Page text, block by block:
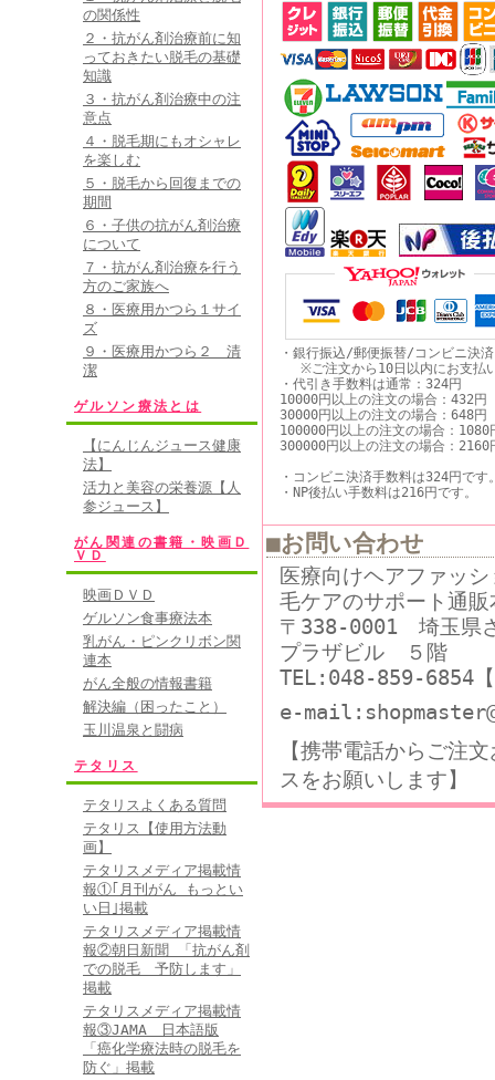
の関係性
２・抗がん剤治療前に知
っておきたい脱毛の基礎
知識
３・抗がん剤治療中の注
意点
４・脱毛期にもオシャレ
を楽しむ
５・脱毛から回復までの
期間
６・子供の抗がん剤治療
について
７・抗がん剤治療を行う
方のご家族へ
８・医療用かつら１サイ
ズ
９・医療用かつら２ 清
潔
ゲルソン療法とは
【にんじんジュース健康
法】
活力と美容の栄養源【人
参ジュース】
がん関連の書籍・映画Ｄ
ＶＤ
映画ＤＶＤ
ゲルソン食事療法本
乳がん・ピンクリボン関
連本
がん全般の情報書籍
解決編（困ったこと）
玉川温泉と闘病
テタリス
テタリスよくある質問
テタリス【使用方法動
画】
テタリスメディア掲載情
報①｢月刊がん もっとい
い日｣掲載
テタリスメディア掲載情
報②朝日新聞 「抗がん剤
での脱毛 予防します」
掲載
テタリスメディア掲載情
報③JAMA 日本語版
「癌化学療法時の脱毛を
防ぐ」掲載
・銀行振込/郵便振替/コンビニ決
※ご注文から10日以内にお支払
・代引き手数料は通常：324円
10000円以上の注文の場合：432円
30000円以上の注文の場合：648円
100000円以上の注文の場合：1080
300000円以上の注文の場合：2160
・コンビニ決済手数料は324円です
・NP後払い手数料は216円です。
■お問い合わせ
医療向けヘアファッ
毛ケアのサポート通
〒338-0001 埼玉県
プラザビル ５階
TEL:048-859-6854
e-
【携帯電話からご注
スをお願いします】